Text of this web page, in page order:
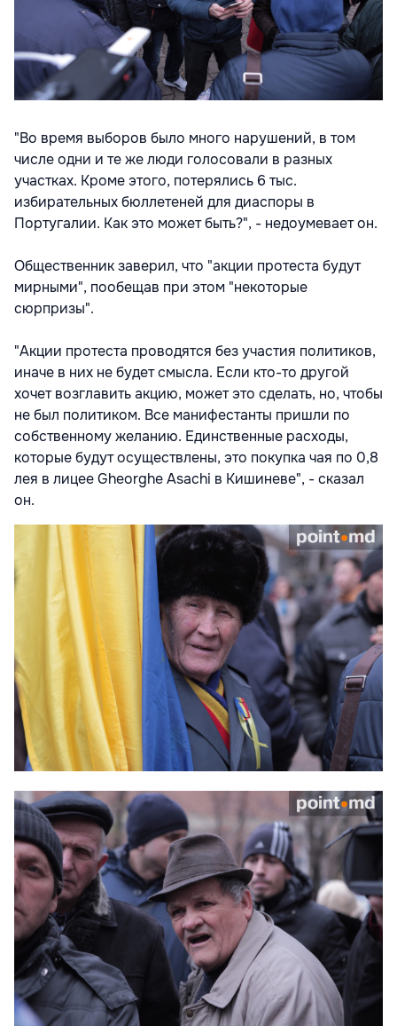
"Во время выборов было много нарушений, в том
числе одни и те же люди голосовали в разных
участках. Кроме этого, потерялись 6 тыс.
избирательных бюллетеней для диаспоры в
Португалии. Как это может быть?", - недоумевает он.
Общественник заверил, что "акции протеста будут
мирными", пообещав при этом "некоторые
сюрпризы".
"Акции протеста проводятся без участия политиков,
иначе в них не будет смысла. Если кто-то другой
хочет возглавить акцию, может это сделать, но, чтобы
не был политиком. Все манифестанты пришли по
собственному желанию. Единственные расходы,
которые будут осуществлены, это покупка чая по 0,8
лея в лицее Gheorghe Asachi в Кишиневе", - сказал
он.